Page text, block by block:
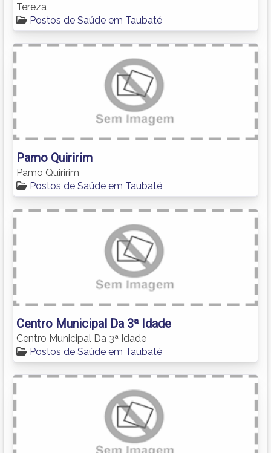
Tereza
Postos de Saúde em Taubaté
Pamo Quiririm
Pamo Quiririm
Postos de Saúde em Taubaté
Centro Municipal Da 3ª Idade
Centro Municipal Da 3ª Idade
Postos de Saúde em Taubaté